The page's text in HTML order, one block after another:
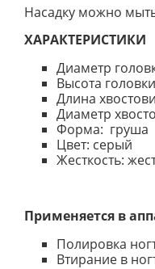
Насадку можно
ХАРАКТЕРИСТИКИ
Диаметр
Высота
Длина
Диаметр
Форма: груша
Цвет: серый
Жесткость:
Применяется в
Полировка
Втирание в